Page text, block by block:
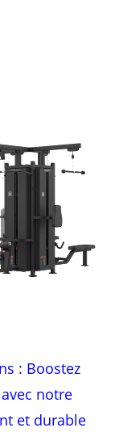
: Boostez
notre
et durable